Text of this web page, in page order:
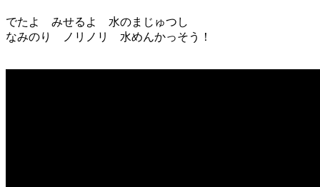
でたよ みせるよ 水のまじゅつし
なみのり ノリノリ 水めんかっそう！